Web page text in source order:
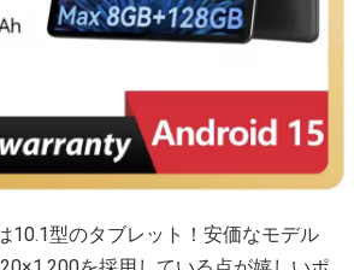
10.1型のタブレット！安価なモデル